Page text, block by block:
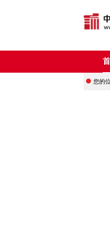
您的